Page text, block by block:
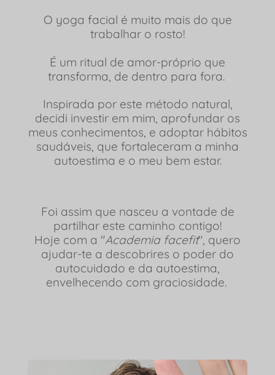
O yoga facial é muito mais do que
trabalhar o rosto!
É um ritual de amor-próprio que
transforma, de dentro para fora.
Inspirada por este método natural,
decidi investir em mim, aprofundar os
meus conhecimentos, e adoptar hábitos
saudáveis, que fortaleceram a minha
autoestima e o meu bem estar.
Foi assim que nasceu a vontade de
partilhar este caminho contigo!
Hoje com a "Academia facefit", quero
ajudar-te a descobrires o poder do
autocuidado e da autoestima,
envelhecendo com graciosidade.